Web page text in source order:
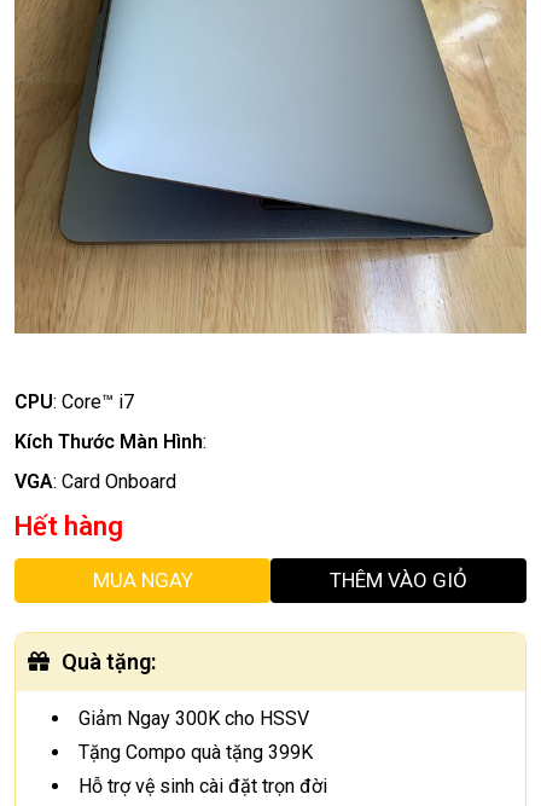
CPU: Core™ i7
Kích Thước Màn Hình:
VGA: Card Onboard
Hết hàng
MUA NGAY THÊM VÀO GIỎ
Quà tặng:
Giảm Ngay 300K cho HSSV
Tặng Compo quà tặng 399K
Hỗ trợ vệ sinh cài đặt trọn đời